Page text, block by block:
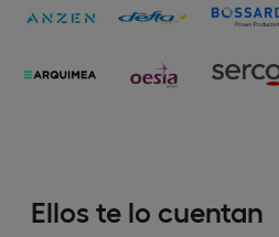
Ellos te lo cuentan